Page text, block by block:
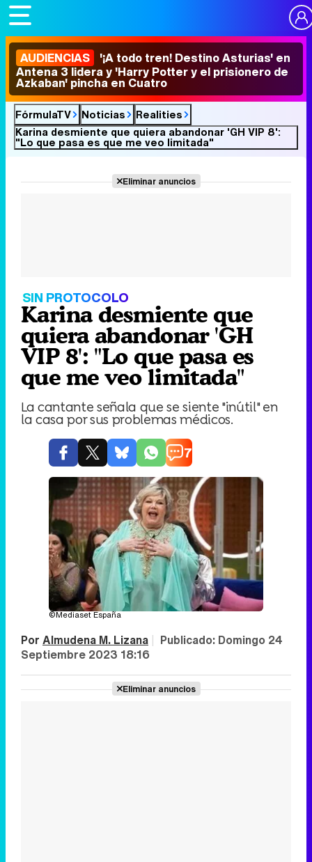
AUDIENCIAS '¡A todo tren! Destino Asturias' en
Antena 3 lidera y 'Harry Potter y el prisionero de
Azkaban' pincha en Cuatro
FórmulaTV Noticias
Realities
Karina desmiente que quiera abandonar 'GH VIP 8':
"Lo que pasa es que me veo limitada"
Eliminar anuncios
SIN PROTOCOLO
Karina desmiente que
quiera abandonar 'GH
VIP 8': "Lo que pasa es
que me veo limitada"
La cantante señala que se siente "inútil" en
la casa por sus problemas médicos.
7
©Mediaset España
Por Almudena M. Lizana | Publicado: Domingo 24
Septiembre 2023 18:16
Eliminar anuncios